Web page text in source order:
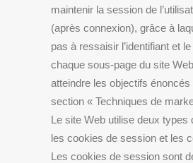
maintenir la session de
(après connexion), grâce à
pas à ressaisir l’identifiant et
chaque sous-page du site
atteindre les objectifs
section « Techniques de
Le site Web utilise deux types
les cookies de session et les
Les cookies de session sont